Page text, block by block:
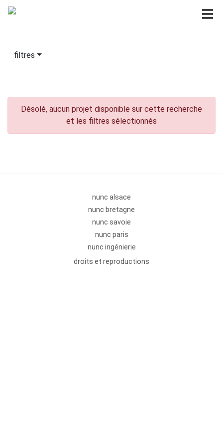
filtres
Désolé, aucun projet disponible sur cette recherche
et les filtres sélectionnés
nunc alsace
nunc bretagne
nunc savoie
nunc paris
nunc ingénierie
droits et reproductions